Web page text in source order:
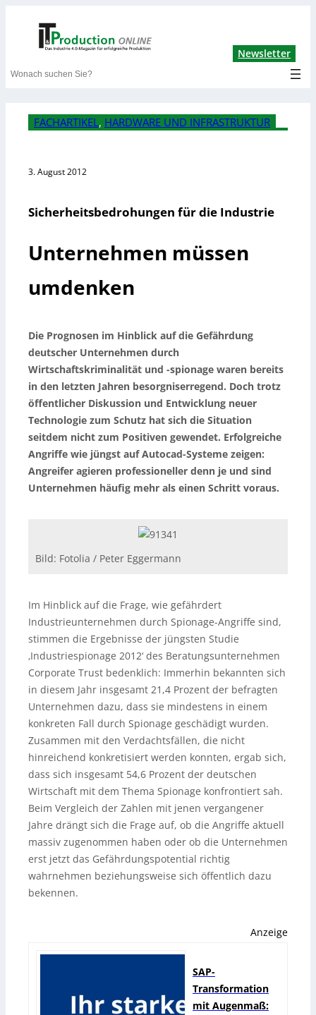
Newsletter
Search
FACHARTIKEL , HARDWARE UND INFRASTRUKTUR
3. August 2012
Sicherheitsbedrohungen für die Industrie
Unternehmen müssen
umdenken
Die Prognosen im Hinblick auf die Gefährdung
deutscher Unternehmen durch
Wirtschaftskriminalität und -spionage waren bereits
in den letzten Jahren besorgniserregend. Doch trotz
öffentlicher Diskussion und Entwicklung neuer
Technologie zum Schutz hat sich die Situation
seitdem nicht zum Positiven gewendet. Erfolgreiche
Angriffe wie jüngst auf Autocad-Systeme zeigen:
Angreifer agieren professioneller denn je und sind
Unternehmen häufig mehr als einen Schritt voraus.
Bild: Fotolia / Peter Eggermann
Im Hinblick auf die Frage, wie gefährdert
Industrieunternehmen durch Spionage-Angriffe sind,
stimmen die Ergebnisse der jüngsten Studie
‚Industriespionage 2012‘ des Beratungsunternehmen
Corporate Trust bedenklich: Immerhin bekannten sich
in diesem Jahr insgesamt 21,4 Prozent der befragten
Unternehmen dazu, dass sie mindestens in einem
konkreten Fall durch Spionage geschädigt wurden.
Zusammen mit den Verdachtsfällen, die nicht
hinreichend konkretisiert werden konnten, ergab sich,
dass sich insgesamt 54,6 Prozent der deutschen
Wirtschaft mit dem Thema Spionage konfrontiert sah.
Beim Vergleich der Zahlen mit jenen vergangener
Jahre drängt sich die Frage auf, ob die Angriffe aktuell
massiv zugenommen haben oder ob die Unternehmen
erst jetzt das Gefährdungspotential richtig
wahrnehmen beziehungsweise sich öffentlich dazu
bekennen.
Anzeige
SAP-
Transformation
mit Augenmaß: